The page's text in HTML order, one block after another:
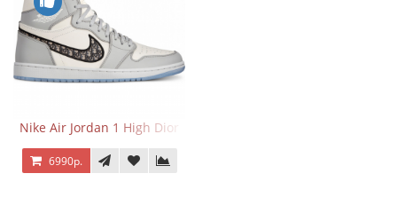
Nike Air Jordan 1 High Dior
6990р.